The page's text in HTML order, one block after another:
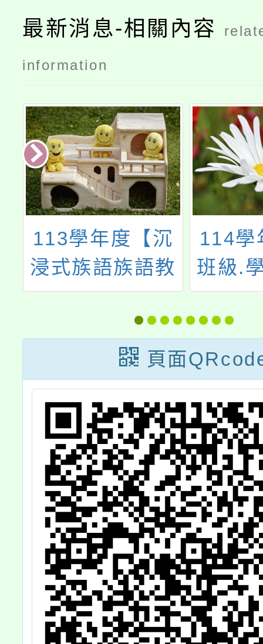
最新消息-相關內容
information
114學年度寒輔
班級.學員.時間.
教室.課表公告
113年
向課
建置
畫」
向評
頁面